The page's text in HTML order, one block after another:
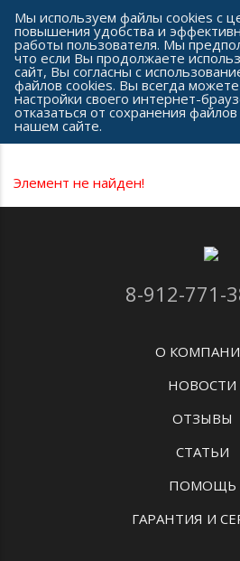
Сеть часовых салонов г.
Каталог
Элемент не найден!
8-912-771-
О
НОВОСТИ
ОТЗЫВЫ
СТАТЬИ
ПОМОЩЬ
ГАРАНТИЯ И
Мы используем файлы cookies с
повышения удобства и
работы пользователя. Мы
что если Вы продолжаете
сайт, Вы согласны с
файлов cookies. Вы всегда
настройки своего интернет-
отказаться от сохранения
нашем сайте.